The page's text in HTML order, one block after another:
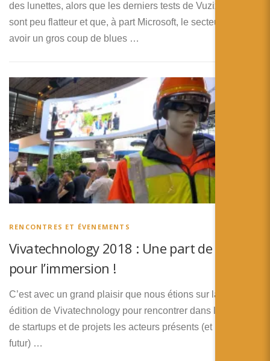
des lunettes, alors que les derniers tests de Vuzix Blades
sont peu flatteur et que, à part Microsoft, le secteur semble
avoir un gros coup de blues …
RENCONTRES ET ÉVENEMENTS
Vivatechnology 2018 : Une part de lion
pour l’immersion !
C’est avec un grand plaisir que nous étions sur la troisième
édition de Vivatechnology pour rencontrer dans la myriade
de startups et de projets les acteurs présents (et peut-etre
futur) …